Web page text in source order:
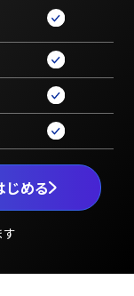
じめる